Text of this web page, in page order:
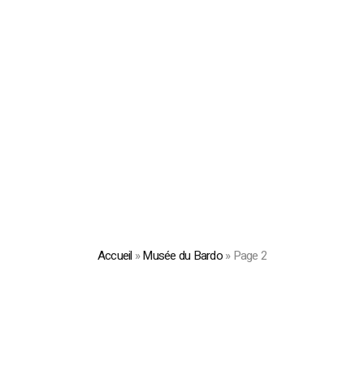
Accueil »Musée du Bardo»Page 2